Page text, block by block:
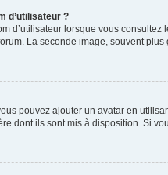
d’utilisateur ?
d’utilisateur lorsque vous
La seconde image, souvent
pouvez ajouter un avatar en
dont ils sont mis à disposition. Si